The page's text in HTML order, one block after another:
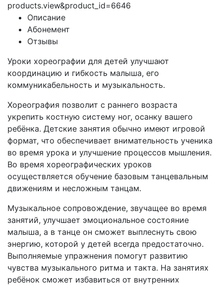
products.view&product_id=6646
Описание
Абонемент
Отзывы
Уроки хореографии для детей улучшают
координацию и гибкость малыша, его
коммуникабельность и музыкальность.
Хореография позволит с раннего возраста
укрепить костную систему ног, осанку вашего
ребёнка. Детские занятия обычно имеют игровой
формат, что обеспечивает внимательность ученика
во время урока и улучшение процессов мышления.
Во время хореографических уроков
осуществляется обучение базовым танцевальным
движениям и несложным танцам.
Музыкальное сопровождение, звучащее во время
занятий, улучшает эмоциональное состояние
малыша, а в танце он сможет выплеснуть свою
энергию, которой у детей всегда предостаточно.
Выполняемые упражнения помогут развитию
чувства музыкального ритма и такта. На занятиях
ребёнок сможет избавиться от внутренних